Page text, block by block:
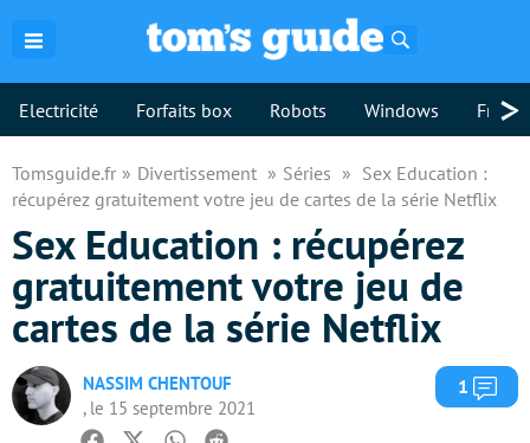
Electricité Forfaits box Robots Windows >
Tomsguide.fr Divertissement Séries
Sex Education :
récupérez gratuitement votre jeu de cartes de la série Netflix
Sex Education : récupérez
gratuitement votre jeu de
cartes de la série Netflix
NASSIM CHENTOUF
, le 15 septembre 2021
1